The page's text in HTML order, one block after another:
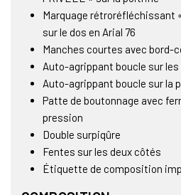
Marquage rétroréfléchissant
sur le dos en Arial 76
Manches courtes avec bord-
Auto-agrippant boucle sur
Auto-agrippant boucle sur la
Patte de boutonnage avec
pression
Double surpiqûre
Fentes sur les deux côtés
Étiquette de composition